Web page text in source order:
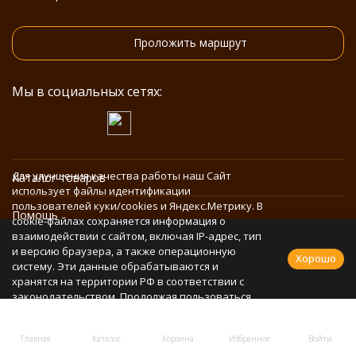
Главная Каталог Корзина Избранное Войти
Проложить маршрут
Мы в социальных сетях:
Каталог товаров
Помощь
Информация
Политика персональных данных
Для улучшения качества работы наш Сайт
использует файлы идентификации
пользователей куки/cookies и Яндекс.Метрику. В
cookie-файлах сохраняется информация о
взаимодействии с сайтом, включая IP-адрес, тип
и версию браузера, а также операционную
систему. Эти данные обрабатываются и
хранятся на территории РФ в соответствии с
законодательством. Продолжая пользоваться
данных в соответствии с
Политикой
Хорошо